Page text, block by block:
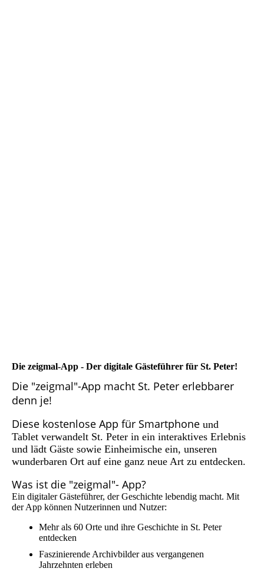
Die zeigmal-App - Der digitale Gästeführer für St. Peter!
Die "zeigmal"-App macht St. Peter erlebbarer
denn je!
Diese kostenlose App für Smartphone und
Tablet verwandelt St. Peter in ein interaktives Erlebnis
und lädt Gäste sowie Einheimische ein, unseren
wunderbaren Ort auf eine ganz neue Art zu entdecken.
Was ist die "zeigmal"- App?
Ein digitaler Gästeführer, der Geschichte lebendig macht. Mit
der App können Nutzerinnen und Nutzer:
Mehr als 60 Orte und ihre Geschichte in St. Peter
entdecken
Faszinierende Archivbilder aus vergangenen
Jahrzehnten erleben